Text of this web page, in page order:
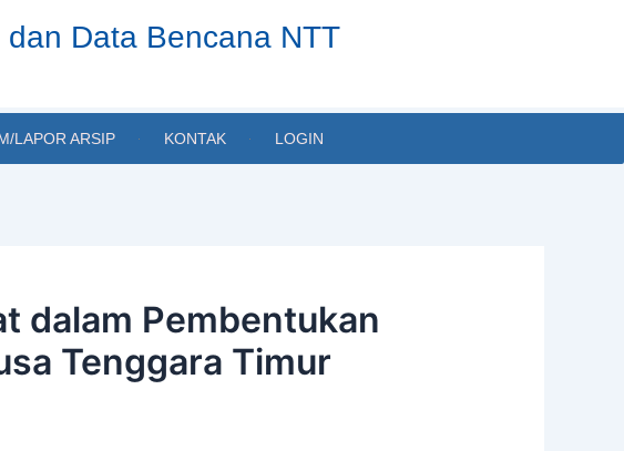
Data Bencana NTT
LAPOR ARSIP KONTAK LOGIN
dalam Pembentukan
Tenggara Timur